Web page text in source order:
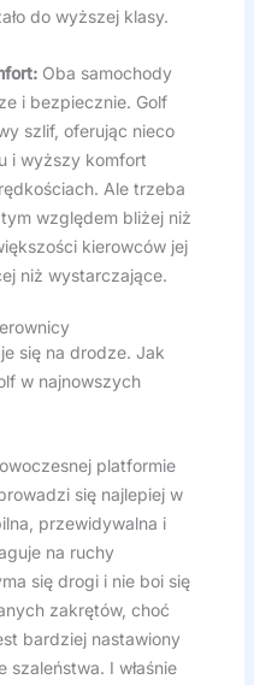
do wyższej klasy.
Oba samochody
i bezpiecznie. Golf
szlif, oferując nieco
i wyższy komfort
Ale trzeba
względem bliżej niż
kierowców jej
niż wystarczające.
się na drodze. Jak
w najnowszych
platformie
się najlepiej w
przewidywalna i
na ruchy
się drogi i nie boi się
zakrętów, choć
bardziej nastawiony
I właśnie